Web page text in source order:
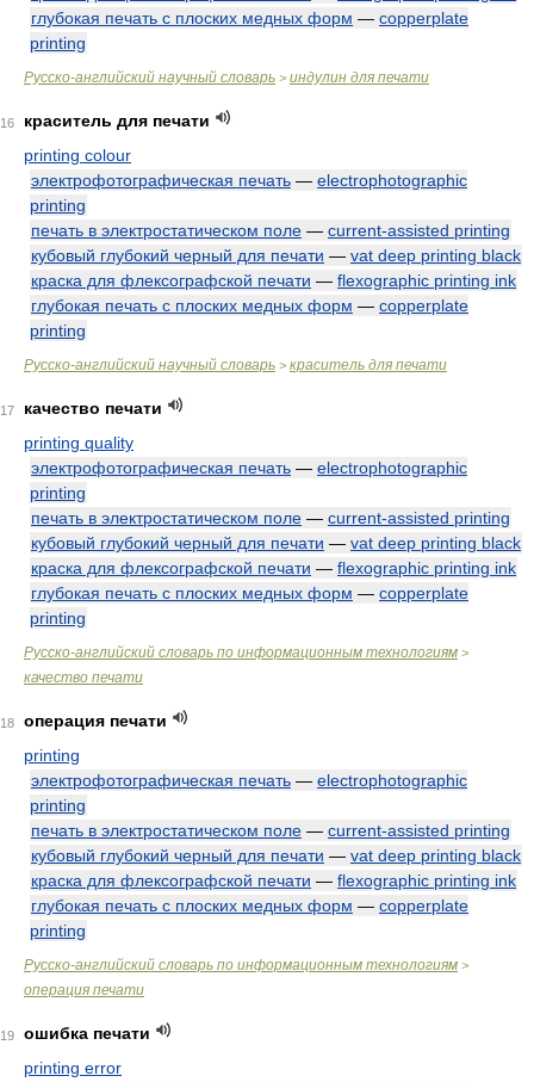
глубокая печать с плоских медных форм — copperplate
printing
Русско-английский научный словарь > индулин для печати
16
краситель для печати
printing colour
электрофотографическая печать — electrophotographic
printing
печать в электростатическом поле — current-assisted printing
кубовый глубокий черный для печати — vat deep printing black
краска для флексографской печати — flexographic printing ink
глубокая печать с плоских медных форм — copperplate
printing
Русско-английский научный словарь > краситель для печати
17
качество печати
printing quality
электрофотографическая печать — electrophotographic
printing
печать в электростатическом поле — current-assisted printing
кубовый глубокий черный для печати — vat deep printing black
краска для флексографской печати — flexographic printing ink
глубокая печать с плоских медных форм — copperplate
printing
Русско-английский словарь по информационным технологиям >
качество печати
18
операция печати
printing
электрофотографическая печать — electrophotographic
printing
печать в электростатическом поле — current-assisted printing
кубовый глубокий черный для печати — vat deep printing black
краска для флексографской печати — flexographic printing ink
глубокая печать с плоских медных форм — copperplate
printing
Русско-английский словарь по информационным технологиям >
операция печати
19
ошибка печати
printing error